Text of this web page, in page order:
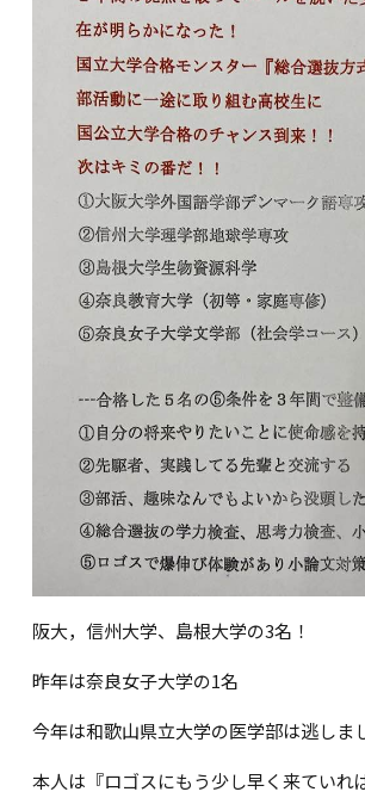
阪大，信州大学、島根大学の3名！
昨年は奈良女子大学の1名
今年は和歌山県立大学の医学部は逃しま
本人は『ロゴスにもう少し早く来ていれ